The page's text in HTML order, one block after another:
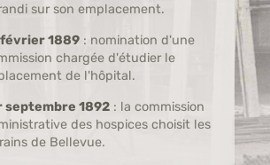
sur son emplacement.
février 1889 : nomination d'une
chargée d'étudier le
de l'hôpital.
septembre 1892 : la commission
des hospices choisit les
de Bellevue.